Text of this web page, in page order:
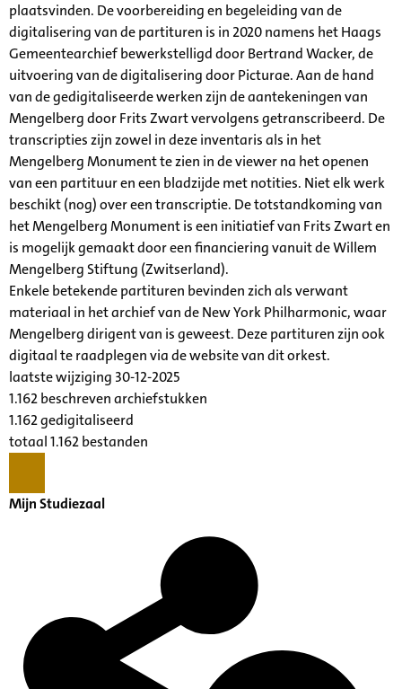
plaatsvinden. De voorbereiding en begeleiding van de
digitalisering van de partituren is in 2020 namens het Haags
Gemeentearchief bewerkstelligd door Bertrand Wacker, de
uitvoering van de digitalisering door Picturae. Aan de hand
van de gedigitaliseerde werken zijn de aantekeningen van
Mengelberg door Frits Zwart vervolgens getranscribeerd. De
transcripties zijn zowel in deze inventaris als in het
Mengelberg Monument te zien in de viewer na het openen
van een partituur en een bladzijde met notities. Niet elk werk
beschikt (nog) over een transcriptie. De totstandkoming van
het Mengelberg Monument is een initiatief van Frits Zwart en
is mogelijk gemaakt door een financiering vanuit de Willem
Mengelberg Stiftung (Zwitserland).
Enkele betekende partituren bevinden zich als verwant
materiaal in het archief van de New York Philharmonic, waar
Mengelberg dirigent van is geweest. Deze partituren zijn ook
digitaal te raadplegen via de website van dit orkest.
laatste wijziging 30-12-2025
1.162 beschreven archiefstukken
1.162 gedigitaliseerd
totaal 1.162 bestanden
Mijn Studiezaal